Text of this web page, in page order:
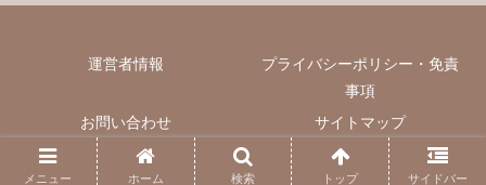
運営者情報
プライバシーポリシー・免責
事項
お問い合わせ
サイトマップ
© 2022 いぬきちのコンビニ飯.
メニュー ホーム 検索 トップ サイドバー